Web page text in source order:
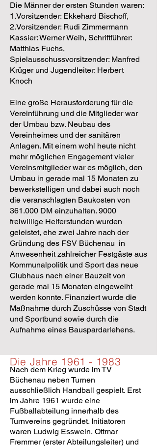
Die Männer der ersten Stunden waren:
1.Vorsitzender: Ekkehard Bischoff,
2.Vorsitzender: Rudi Zimmermann
Kassier: Werner Weih, Schriftführer:
Matthias Fuchs,
Spielausschussvorsitzender: Manfred
Krüger und Jugendleiter: Herbert
Knoch
Eine große Herausforderung für die
Vereinführung und die Mitglieder war
der Umbau bzw. Neubau des
Vereinheimes und der sanitären
Anlagen. Mit einem wohl heute nicht
mehr möglichen Engagement vieler
Vereinsmit­glieder war es möglich, den
Um­bau in gerade mal 15 Monaten zu
bewerkstelligen und dabei auch noch
die veranschlagten Baukos­ten von
361.000 DM einzuhalten. 9000
freiwillige Helferstunden wurden
geleistet, ehe zwei Jahre nach der
Gründung des FSV Bü­chenau in
Anwesenheit zahlrei­cher Festgäste aus
Kommunalpo­litik und Sport das neue
Clubhaus nach einer Bauzeit von
gerade mal 15 Monaten eingeweiht
werden konnte. Finanziert wurde die
Maßnahme durch Zuschüsse von Stadt
und Sportbund sowie durch die
Aufnahme eines Bauspardarlehens.
Die Jahre 1961 - 1983
Nach dem Krieg wurde im TV
Büchenau neben Turnen
ausschließlich Handball gespielt. Erst
im Jahre 1961 wurde eine
Fußballabteilung inner­halb des
Turnvereins gegründet. Initiatoren
waren Ludwig Esswein, Ottmar
Fremmer (erster Abteilungsleiter) und